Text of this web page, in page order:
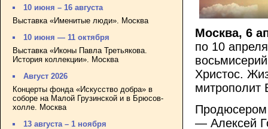
10 июня – 16 августа
Выставка «Именитые люди». Москва
10 июня — 11 октября
Выставка «Иконы Павла Третьякова.
История коллекции». Москва
Август 2026
Концерты фонда «Искусство добра» в
соборе на Малой Грузинской и в Брюсов-
холле. Москва
13 августа – 1 ноября
Москва, 6
по 10
Христос.
митрополит
Продюсером
— Алексей